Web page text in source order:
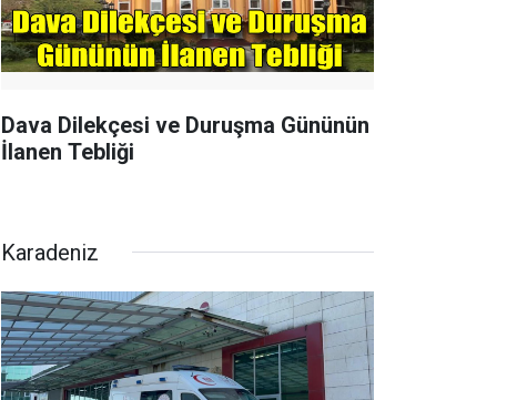
Dava Dilekçesi ve Duruşma Gününün
İlanen Tebliği
Karadeniz